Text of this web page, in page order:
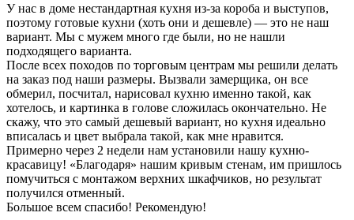
У нас в доме нестандартная кухня из-за короба и выступов,
поэтому готовые кухни (хоть они и дешевле) — это не наш
вариант. Мы с мужем много где были, но не нашли
подходящего варианта.
После всех походов по торговым центрам мы решили делать
на заказ под наши размеры. Вызвали замерщика, он все
обмерил, посчитал, нарисовал кухню именно такой, как
хотелось, и картинка в голове сложилась окончательно. Не
скажу, что это самый дешевый вариант, но кухня идеально
вписалась и цвет выбрала такой, как мне нравится.
Примерно через 2 недели нам установили нашу кухню-
красавицу! «Благодаря» нашим кривым стенам, им пришлось
помучиться с монтажом верхних шкафчиков, но результат
получился отменный.
Большое всем спасибо! Рекомендую!